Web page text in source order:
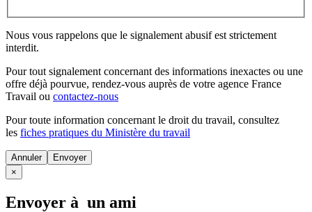
Nous vous rappelons que le signalement abusif est strictement
interdit.
Pour tout signalement concernant des informations inexactes ou une
offre déjà pourvue, rendez-vous auprès de votre agence France
Travail ou contactez-nous
Pour toute information concernant le droit du travail, consultez
les fiches pratiques du Ministère du travail
Annuler
×
Envoyer à un ami